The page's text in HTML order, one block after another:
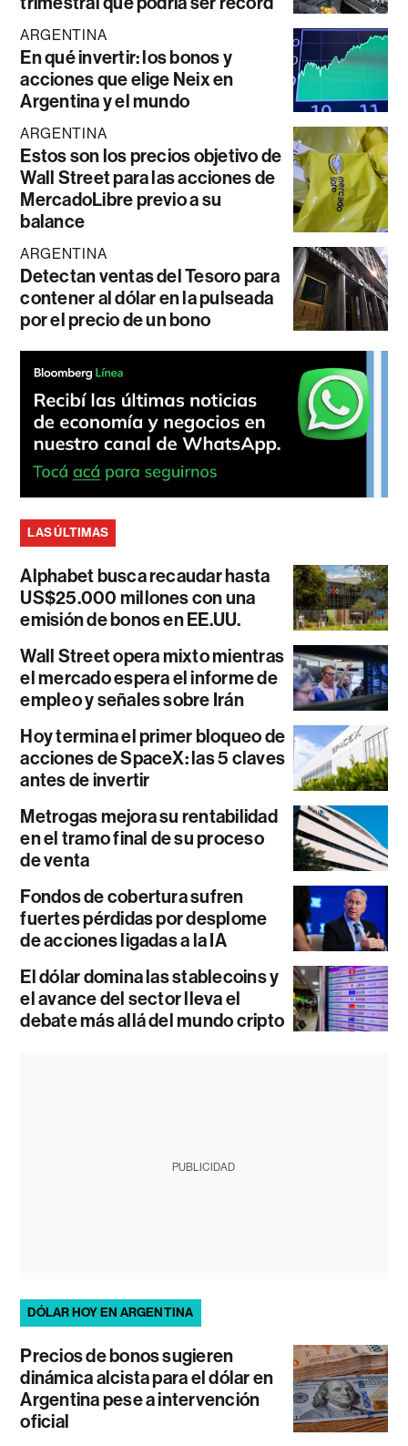
ARGENTINA
En qué invertir: los bonos y
acciones que elige Neix en
Argentina y el mundo
ARGENTINA
Estos son los precios objetivo de
Wall Street para las acciones de
MercadoLibre previo a su
balance
ARGENTINA
Detectan ventas del Tesoro para
contener al dólar en la pulseada
por el precio de un bono
LAS ÚLTIMAS
Alphabet busca recaudar hasta
US$25.000 millones con una
emisión de bonos en EE.UU.
Wall Street opera mixto mientras
el mercado espera el informe de
empleo y señales sobre Irán
Hoy termina el primer bloqueo de
acciones de SpaceX: las 5 claves
antes de invertir
Metrogas mejora su rentabilidad
en el tramo final de su proceso
de venta
Fondos de cobertura sufren
fuertes pérdidas por desplome
de acciones ligadas a la IA
El dólar domina las stablecoins y
el avance del sector lleva el
debate más allá del mundo cripto
PUBLICIDAD
DÓLAR HOY EN ARGENTINA
Precios de bonos sugieren
dinámica alcista para el dólar en
Argentina pese a intervención
oficial